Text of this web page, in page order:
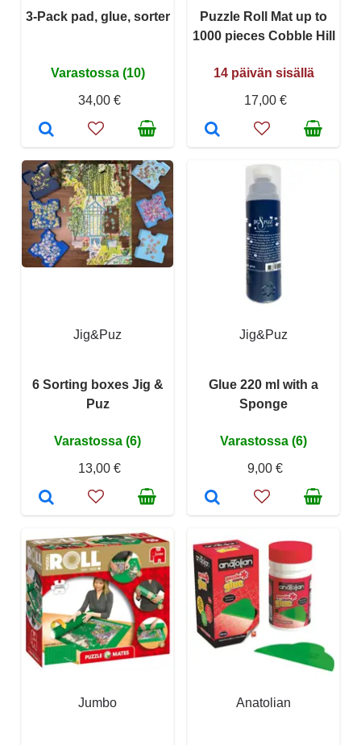
3-Pack pad, glue, sorter
Varastossa (10)
34,00 €
Puzzle Roll Mat up to
1000 pieces Cobble Hill
14 päivän sisällä
17,00 €
Jig&Puz
6 Sorting boxes Jig &
Puz
Varastossa (6)
13,00 €
Jig&Puz
Glue 220 ml with a
Sponge
Varastossa (6)
9,00 €
Jumbo Anatolian